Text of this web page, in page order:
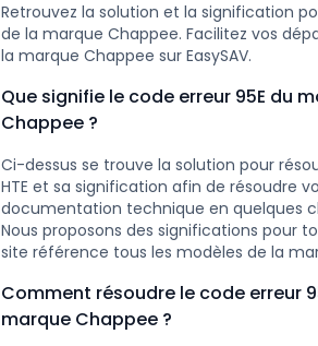
Retrouvez la solution et la signification
de la marque Chappee. Facilitez vos
la marque Chappee sur EasySAV.
Que signifie le code erreur 95E du
Chappee ?
Ci-dessus se trouve la solution pour
HTE et sa signification afin de résoudre
documentation technique en quelques
Nous proposons des significations pour
site référence tous les modèles de la
Comment résoudre le code erreur
marque Chappee ?